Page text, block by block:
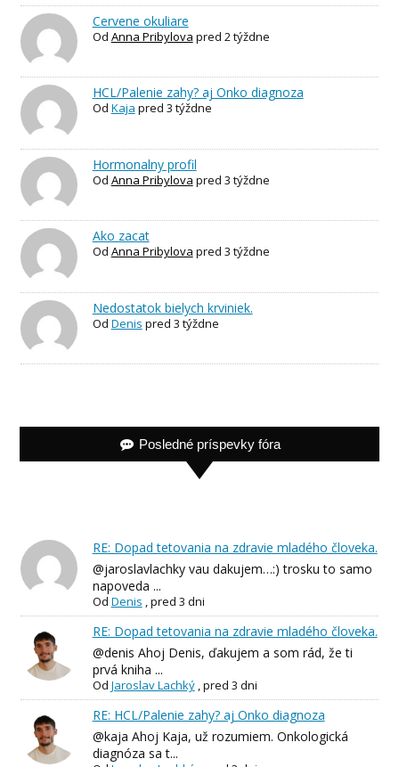
Cervene okuliare
Od Anna Pribylova pred 2 týždne
HCL/Palenie zahy? aj Onko diagnoza
Od Kaja pred 3 týždne
Hormonalny profil
Od Anna Pribylova pred 3 týždne
Ako zacat
Od Anna Pribylova pred 3 týždne
Nedostatok bielych krviniek.
Od Denis pred 3 týždne
Posledné príspevky fóra
RE: Dopad tetovania na zdravie mladého človeka.
@jaroslavlachky vau dakujem…:) trosku to samo
napoveda ...
Od Denis ,pred 3 dni
RE: Dopad tetovania na zdravie mladého človeka.
@denis Ahoj Denis, ďakujem a som rád, že ti
prvá kniha ...
Od Jaroslav Lachký,pred 3 dni
RE: HCL/Palenie zahy? aj Onko diagnoza
@kaja Ahoj Kaja, už rozumiem. Onkologická
diagnóza sa t...